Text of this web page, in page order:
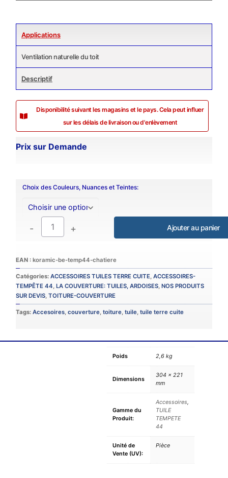
Applications
Ventilation naturelle du toit
Descriptif
Disponibilité suivant les magasins et le pays. Cela peut influer
sur les délais de livraison ou d'enlèvement
Prix sur Demande
Choix des Couleurs, Nuances et Teintes:
- +
Catégories: ACCESSOIRES TUILES TERRE CUITE, ACCESSOIRES-
TEMPÊTE 44, LA COUVERTURE: TUILES, ARDOISES, NOS PRODUITS
SUR DEVIS, TOITURE-COUVERTURE
Tags: Accesoires, couverture, toiture, tuile, tuile terre cuite
Poids 2,6 kg
Dimensions
304 × 221
mm
Gamme du
Produit:
Accessoires
TUILE
TEMPETE
44
Unité de
Vente (UV):
Pièce